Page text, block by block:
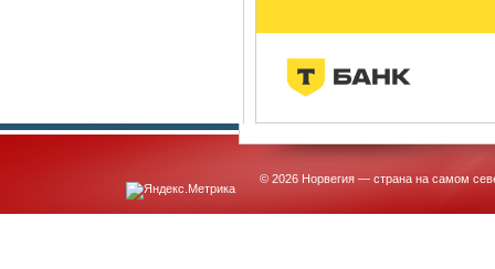
© 2026 Норвегия — страна на самом